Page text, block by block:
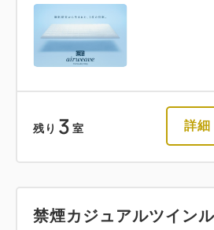
残り 3 室 詳細
禁煙カジュアルツイン